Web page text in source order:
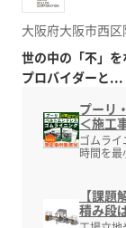
大阪府大阪市西
世の中の「不」
プロバイダーと...
プーリ
＜施工
ゴムラ
時間を最
【課
積み段